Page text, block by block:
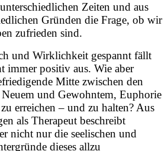
Zeiten und aus
Gründen die Frage, ob wir
zufrieden sind.
und Wirklichkeit gespannt fällt
immer positiv aus. Wie aber
Mitte zwischen den
und Gewohntem, Euphorie
erreichen – und zu halten? Aus
als Therapeut beschreibt
nicht nur die seelischen und
dieses allzu